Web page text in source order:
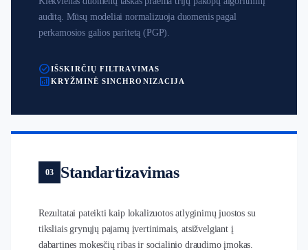
auditą. Mūsų modeliai normalizuoja duomenis pagal
perkamosios galios paritetą (PGP).
check_circleIŠSKIRČIŲ FILTRAVIMAS
analyticsKRYŽMINĖ SINCHRONIZACIJA
03 Standartizavimas
Rezultatai pateikti kaip lokalizuotos atlyginimų juostos su
tiksliais grynųjų pajamų įvertinimais, atsižvelgiant į
dabartines mokesčių ribas ir socialinio draudimo įmokas.